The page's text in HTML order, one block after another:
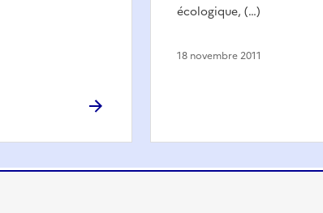
écologique, (…)
18 novembre 2011